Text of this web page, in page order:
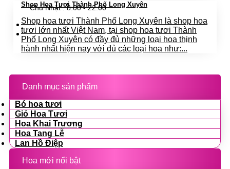
Chủ Nhật : 8:00 - 22:00
Shop Hoa Tươi Thành Phố Long Xuyên
Shop hoa tươi Thành Phố Long Xuyên là shop hoa
tươi lớn nhất Việt Nam, tại shop hoa tươi Thành
Phố Long Xuyên có đầy đủ những loại hoa thịnh
hành nhất hiện nay với đủ các loại hoa như:...
Danh mục sản phẩm
Bó hoa tươi
Giỏ Hoa Tươi
Hoa Khai Trương
Hoa Tang Lễ
Lan Hồ Điệp
Hoa mới nổi bật